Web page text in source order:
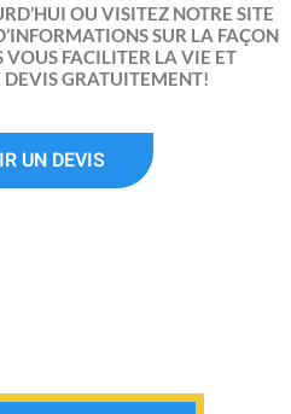
OU VISITEZ NOTRE SITE
SUR LA FAÇON
FACILITER LA VIE ET
GRATUITEMENT!
UN DEVIS